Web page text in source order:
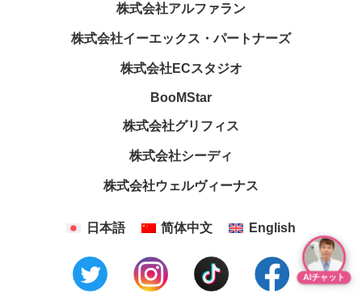
株式会社アルファラン
株式会社イーエックス・パートナーズ
株式会社ECスタジオ
BooMStar
株式会社グリフィス
株式会社シーディ
株式会社ウェルヴィーナス
日本語 简体中文 English
AIチャット